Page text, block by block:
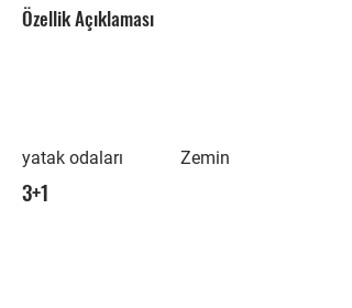
Özellik Açıklaması
yatak odaları
3+1
Zemin